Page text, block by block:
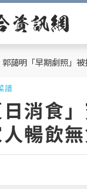
郭藹明「早期劇照」
譜
日消食
暢飲